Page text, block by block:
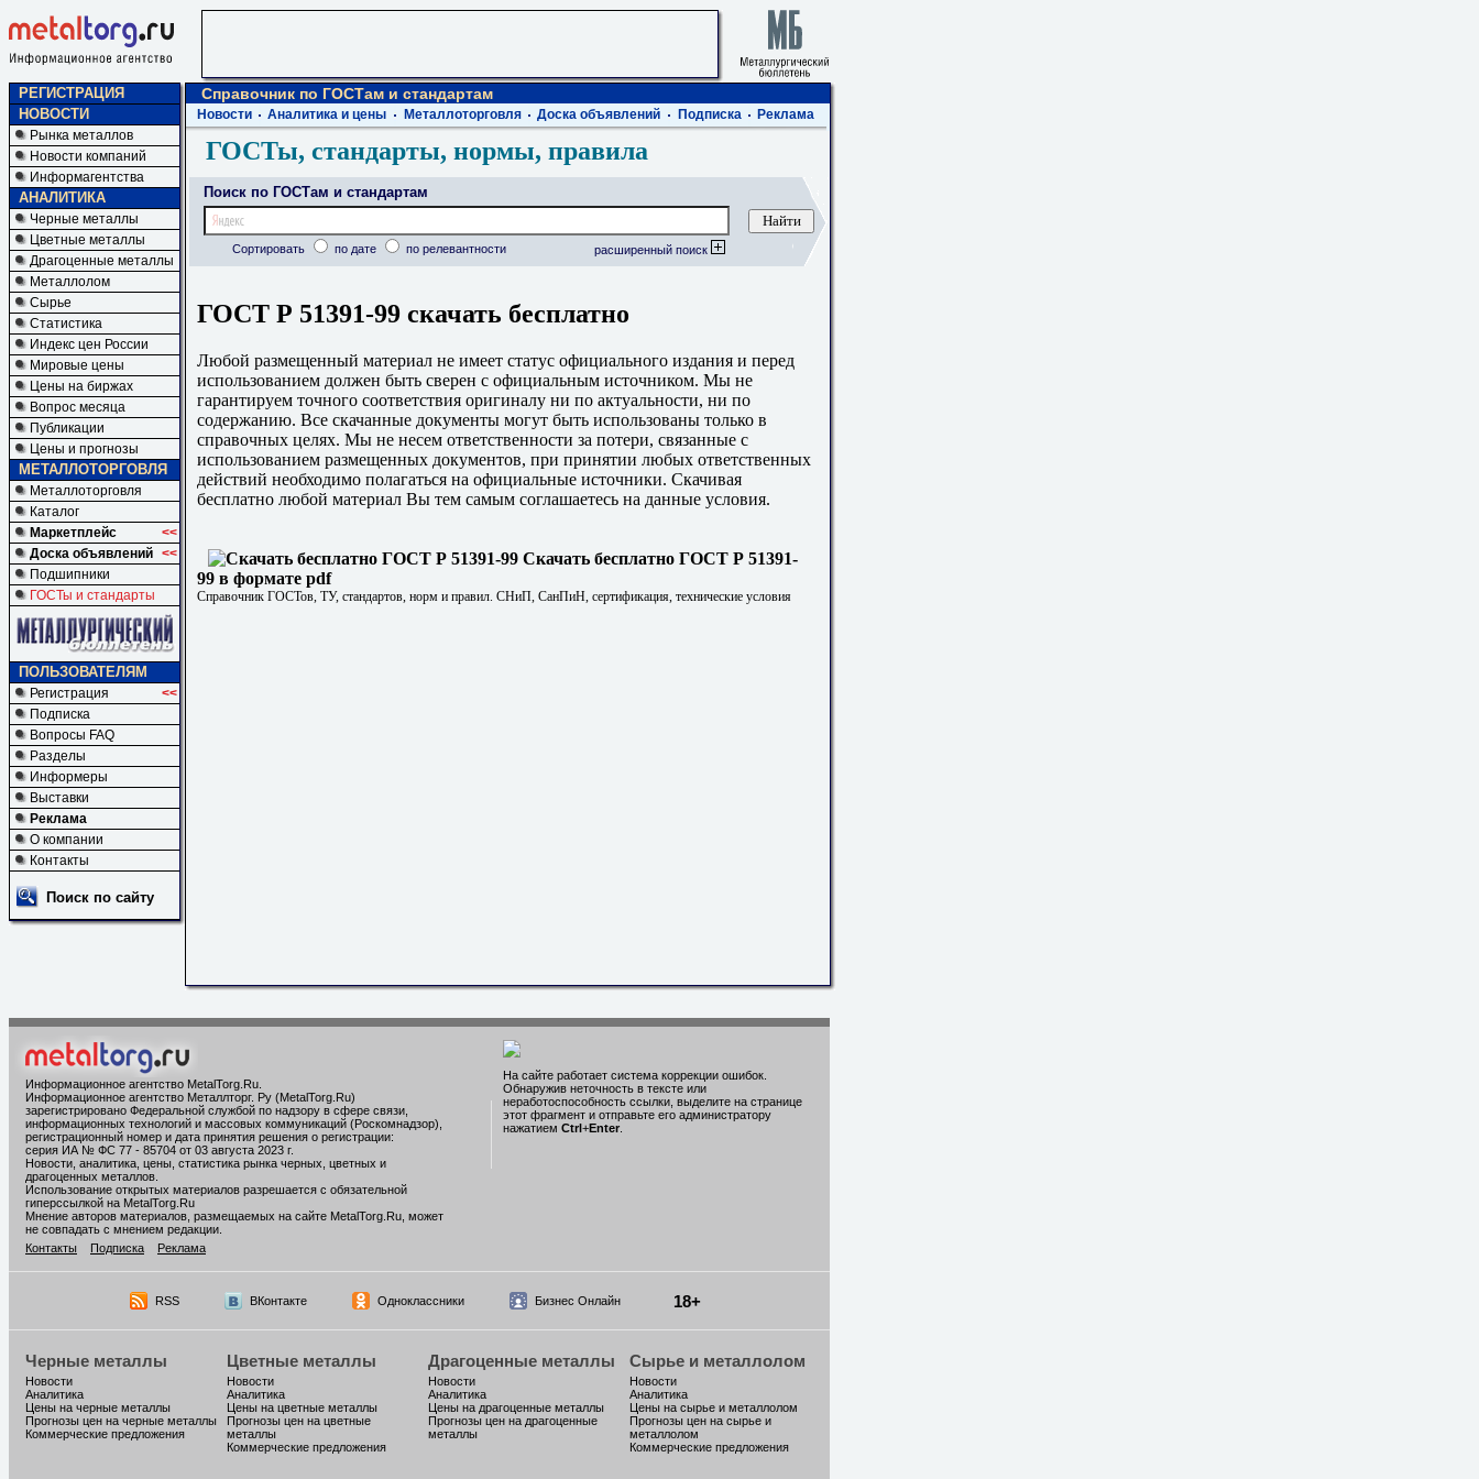
РЕГИСТРАЦИЯ
НОВОСТИ
Рынка металлов
Новости компаний
Информагентства
АНАЛИТИКА
Черные металлы
Цветные металлы
Драгоценные металлы
Металлолом
Сырье
Статистика
Индекс цен России
Мировые цены
Цены на биржах
Вопрос месяца
Публикации
Цены и прогнозы
МЕТАЛЛОТОРГОВЛЯ
Металлоторговля
Каталог
Маркетплейс
<<
Доска объявлений <<
Подшипники
ГОСТы и стандарты
ПОЛЬЗОВАТЕЛЯМ
Регистрация
<<
Подписка
Вопросы FAQ
Разделы
Информеры
Выставки
Реклама
О компании
Контакты
Поиск по сайту
Справочник по ГОСТам и стандартам
Новости Аналитика и цены Металлоторговля Доска объявлений Подписка Реклама
ГОСТы, стандарты, нормы, правила
Поиск по ГОСТам и стандартам
Сортировать по дате по релевантности расширенный поиск
ГОСТ Р 51391-99 скачать бесплатно
Любой размещенный материал не имеет статус официального издания и перед
использованием должен быть сверен с официальным источником. Мы не
гарантируем точного соответствия оригиналу ни по актуальности, ни по
содержанию. Все скачанные документы могут быть использованы только в
справочных целях. Мы не несем ответственности за потери, связанные с
использованием размещенных документов, при принятии любых ответственных
действий необходимо полагаться на официальные источники. Скачивая
бесплатно любой материал Вы тем самым соглашаетесь на данные условия.
Скачать бесплатно ГОСТ Р 51391-
99 в формате pdf
Справочник ГОСТов, ТУ, стандартов, норм и правил. СНиП, СанПиН, сертификация, технические условия
Информационное агентство MetalTorg.Ru
Информационное агентство Металлторг. Ру (MetalTorg.Ru)
зарегистрировано Федеральной службой по надзору в сфере связи,
информационных технологий и массовых коммуникаций (Роскомнадзор),
регистрационный номер и дата принятия решения о регистрации:
серия ИА № ФС 77 - 85704 от 03 августа 2023 г.
Новости, аналитика, цены, статистика рынка черных, цветных и
драгоценных металлов.
Использование открытых материалов разрешается с обязательной
гиперссылкой на MetalTorg.Ru
Мнение авторов материалов, размещаемых на сайте MetalTorg.Ru, может
не совпадать с мнением редакции.
Контакты
Подписка Реклама
На сайте работает система коррекции ошибок.
Обнаружив неточность в тексте или
неработоспособность ссылки, выделите на странице
этот фрагмент и отправьте его администратору
нажатием Ctrl+Enter
RSS ВКонтакте Одноклассники Бизнес Онлайн 18+
Черные металлы
Новости
Аналитика
Цены на черные металлы
Прогнозы цен на черные металлы
Коммерческие предложения
Цветные металлы
Новости
Аналитика
Цены на цветные металлы
Прогнозы цен на цветные
металлы
Коммерческие предложения
Драгоценные металлы
Новости
Аналитика
Цены на драгоценные металлы
Прогнозы цен на драгоценные
металлы
Сырье и металлолом
Новости
Аналитика
Цены на сырье и металлолом
Прогнозы цен на сырье и
металлолом
Коммерческие предложения